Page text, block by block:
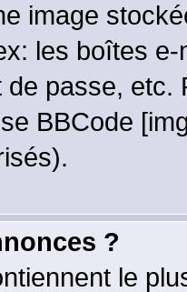
image
les boîtes
de passe,
BBCode
?
le